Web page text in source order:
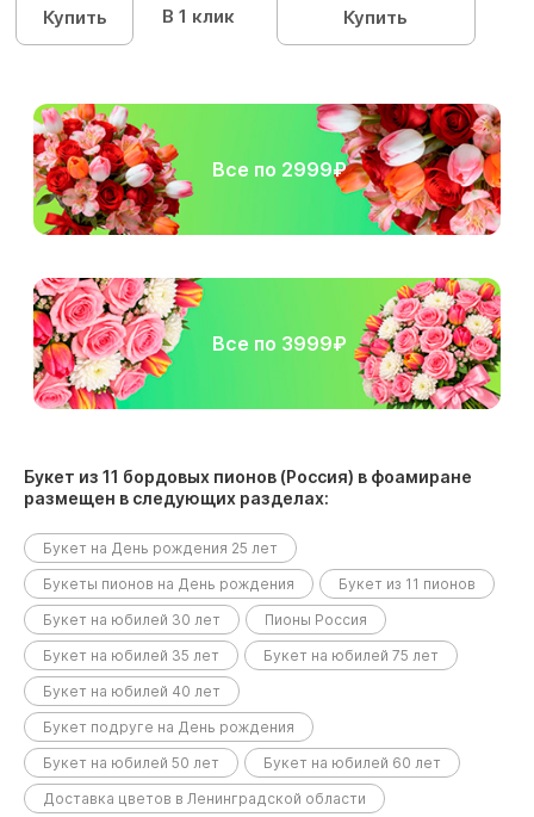
Купить В 1 клик Купить
Все по 2999₽
Все по 3999₽
Букет из 11 бордовых пионов (Россия) в фоамиране
размещен в следующих разделах:
Букет на День рождения 25 лет
Букеты пионов на День рождения
Букет из 11 пионов
Букет на юбилей 30 лет
Пионы Россия
Букет на юбилей 35 лет
Букет на юбилей 75 лет
Букет на юбилей 40 лет
Букет подруге на День рождения
Букет на юбилей 50 лет
Букет на юбилей 60 лет
Доставка цветов в Ленинградской области